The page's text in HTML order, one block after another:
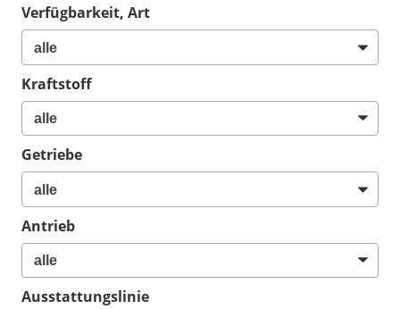
Verfügbarkeit, Art
Kraftstoff
Getriebe
Antrieb
Ausstattungslinie